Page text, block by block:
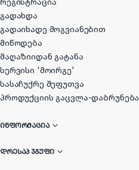
რეგისტრაცია
გადახდა
გადაიხადე მოგვიანებით
მიწოდება
მაღაზიიდან გატანა
სერვისი 'მოირგე'
სასაჩუქრე შეფუთვა
პროდუქციის გაცვლა-დაბრუნება
ᲘᲜᲤᲝᲠᲛᲐᲪᲘᲐ
ᲓᲠᲔᲡᲐᲞ ᲯᲒᲣᲤᲘ